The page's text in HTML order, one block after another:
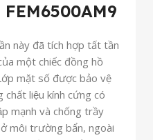
này đã tích hợp tất tần
một chiếc đồng hồ
mặt số được bảo vệ
liệu kính cứng có
mạnh và chống trầy
môi trường bẩn, ngoài